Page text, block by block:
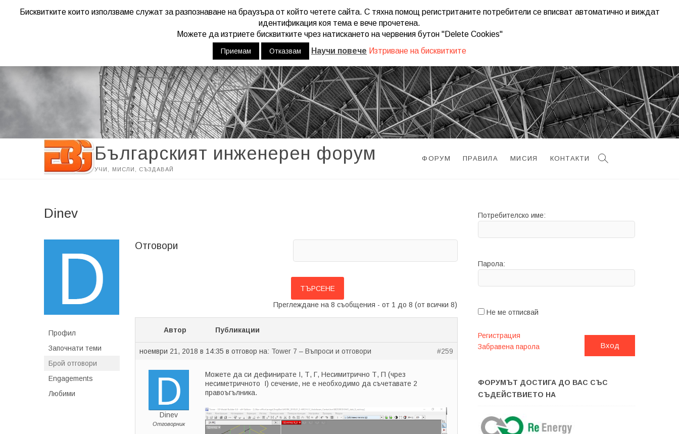
Warning: "continue" targeting switch is equivalent to "break". Did you mean to use "continue 2"? in/home/web/engineers.bg/wp-content/plugins/seo-ultimate/modules/class.su-module.phpon line
Българският инженерен форум
УЧИ, МИСЛИ, СЪЗДАВАЙ
ФОРУМ ПРАВИЛА МИСИЯ КОНТАКТИ
Dinev
Профил
Започнати теми
Брой отговори
Engagements
Любими
Отговори
Преглеждане на 8 съобщения - от 1 до 8 (от всички 8)
Автор Публикации
ноември 21, 2018 в 14:35 в отговор на: Tower 7 – Въпроси и отговори #259
Dinev
Отговорник
Можете да си дефинирате I, Т, Г, Несимитрично Т, П (чрез
несиметричното I) сечение, не е необходимо да съчетавате 2
правоъгълника.
Потребителско име:
Парола:
Не ме отписвай
Вход
Регистрация
Забравена парола
ФОРУМЪТ ДОСТИГА ДО ВАС СЪС
СЪДЕЙСТВИЕТО НА
Бисквитките които използваме служат за разпознаване на браузъра от който четете сайта. С тяхна помощ регистританите потребители се вписват автоматично и виждат
идентификация коя тема е вече прочетена.
Можете да изтриете бисквитките чрез натискането на червения бутон "Delete Cookies"
Приемам Отказвам Научи повече Изтриване на бисквитките